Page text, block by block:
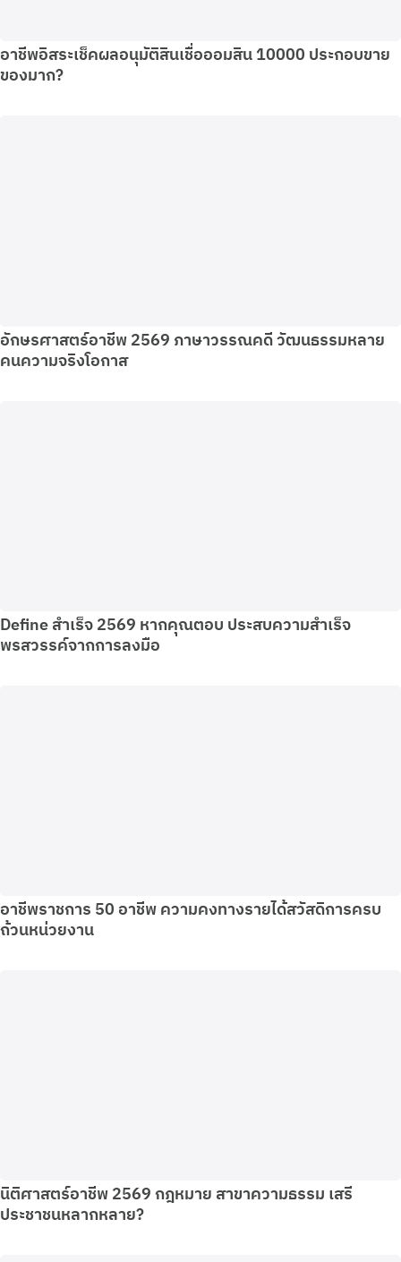
อาชีพอิสระเช็คผลอนุมัติสินเชื่อออมสิน 10000 ประกอบขาย
ของมาก?
อักษรศาสตร์อาชีพ 2569 ภาษาวรรณคดี วัฒนธรรมหลาย
คนความจริงโอกาส
Define สำเร็จ 2569 หากคุณตอบ ประสบความสำเร็จ
พรสวรรค์จากการลงมือ
อาชีพราชการ 50 อาชีพ ความคงทางรายได้สวัสดิการครบ
ถ้วนหน่วยงาน
นิติศาสตร์อาชีพ 2569 กฎหมาย สาขาความธรรม เสรี
ประชาชนหลากหลาย?